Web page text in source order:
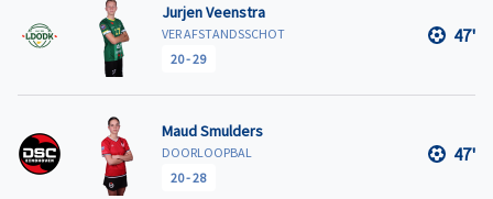
Jurjen Veenstra
VER AFSTANDSSCHOT
20-29
47'
Maud Smulders
DOORLOOPBAL
20-28
47'